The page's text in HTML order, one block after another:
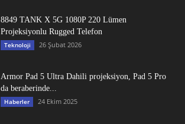
8849 TANK X 5G 1080P 220 Lümen
Projeksiyonlu Rugged Telefon
Teknoloji 26 Şubat 2026
Armor Pad 5 Ultra Dahili projeksiyon, Pad 5 Pro
da beraberinde...
Haberler 24 Ekim 2025